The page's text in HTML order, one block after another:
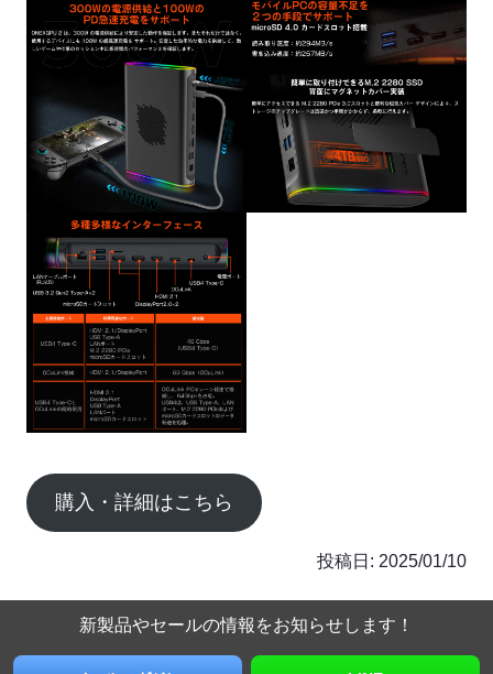
購入・詳細はこちら
投稿日: 2025/01/10
新製品やセールの情報をお知らせします！